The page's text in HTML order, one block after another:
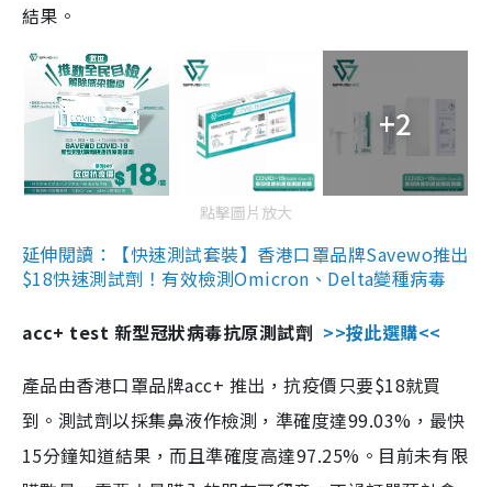
結果。
+2
點擊圖片放大
延伸閱讀：【快速測試套裝】香港口罩品牌Savewo推出
$18快速測試劑！有效檢測Omicron、Delta變種病毒
acc+ test 新型冠狀病毒抗原測試劑 >>按此選購<<
產品由香港口罩品牌acc+ 推出，抗疫價只要$18就買
到。測試劑以採集鼻液作檢測，準確度達99.03%，最快
15分鐘知道結果，而且準確度高達97.25%。目前未有限